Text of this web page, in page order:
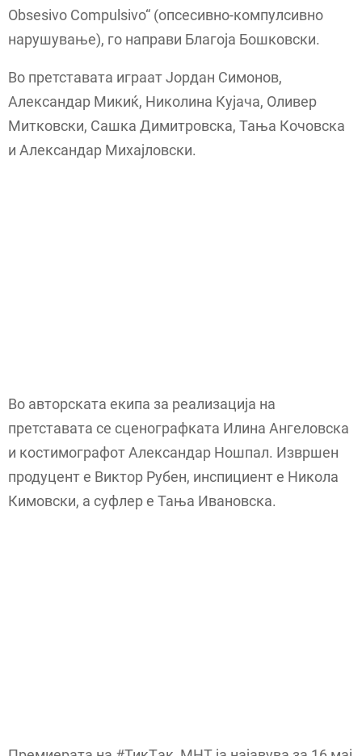
Obsesivo Compulsivo“ (опсесивно-компулсивно
нарушување), го направи Благоја Бошковски.
Во претставата играат Јордан Симонов,
Александар Микиќ, Николина Кујача, Оливер
Митковски, Сашка Димитровска, Тања Кочовска
и Александар Михајловски.
Во авторската екипа за реализација на
претставата се сценографката Илина Ангеловска
и костимографот Александар Ношпал. Извршен
продуцент е Виктор Рубен, инспициент е Никола
Кимовски, а суфлер е Тања Ивановска.